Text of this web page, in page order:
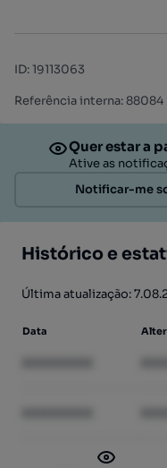
ID:19113063
Referência interna: 88084
Quer estar a
Ative as
Notificar-me
Histórico e
Última atualização:
Data